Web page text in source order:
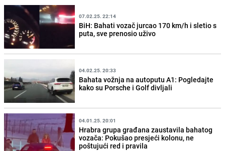
07.02.25. 22:14
BiH: Bahati vozač jurcao 170 km/h i sletio s
puta, sve prenosio uživo
04.02.25. 20:33
Bahata vožnja na autoputu A1: Pogledajte
kako su Porsche i Golf divljali
04.01.25. 20:01
Hrabra grupa građana zaustavila bahatog
vozača: Pokušao presjeći kolonu, ne
poštujući red i pravila